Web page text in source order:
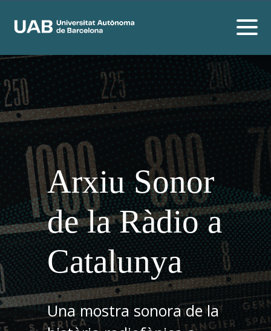
Arxiu Sonor
de la Ràdio a
Catalunya
Una mostra sonora de la